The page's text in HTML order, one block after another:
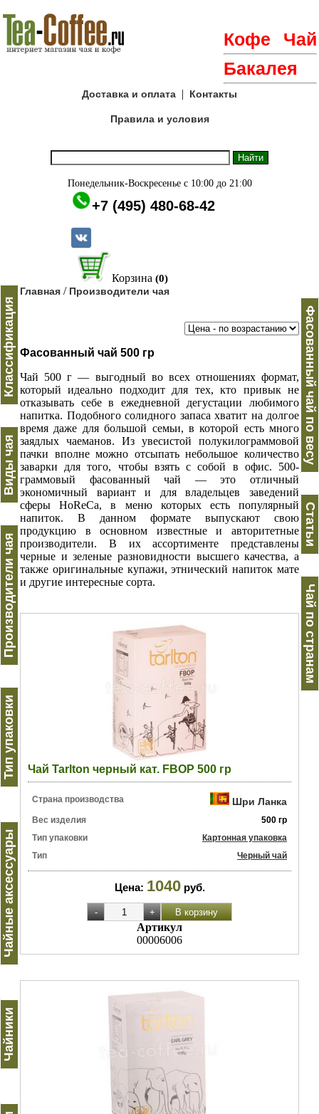
Кофе
Чай
Бакалея
Доставка и оплата | Контакты
Правила и условия
Понедельник-Воскресенье с 10:00 до 21:00
+7 (495) 480-68-42
Корзина (0)
Классификация
Виды чая
Производители чая
Тип упаковки
Чайные аксессуары
Чайники
Главная / Производители чая
Фасованный чай 500 гр
Чай 500 г — выгодный во всех отношениях формат,
который идеально подходит для тех, кто привык не
отказывать себе в ежедневной дегустации любимого
напитка. Подобного солидного запаса хватит на долгое
время даже для большой семьи, в которой есть много
заядлых чаеманов. Из увесистой полукилограммовой
пачки вполне можно отсыпать небольшое количество
заварки для того, чтобы взять с собой в офис. 500-
граммовый фасованный чай — это отличный
экономичный вариант и для владельцев заведений
сферы HoReCa, в меню которых есть популярный
напиток. В данном формате выпускают свою
продукцию в основном известные и авторитетные
производители. В их ассортименте представлены
черные и зеленые разновидности высшего качества, а
также оригинальные купажи, этнический напиток мате
и другие интересные сорта.
Чай Tarlton черный кат. FBOP 500 гр
Страна производства Шри Ланка
Вес изделия
500 гр
Тип упаковки
Картонная упаковка
Тип
Черный чай
Цена: 1040 руб.
Артикул
00006006
Фасованный чай по весу
Статьи
Чай по странам